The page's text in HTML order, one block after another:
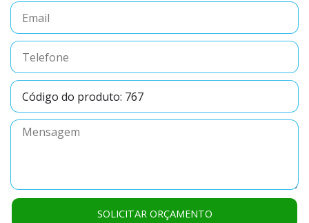
Email
Telefone
Código
produto
Mensagem
SOLICITAR ORÇAMENTO